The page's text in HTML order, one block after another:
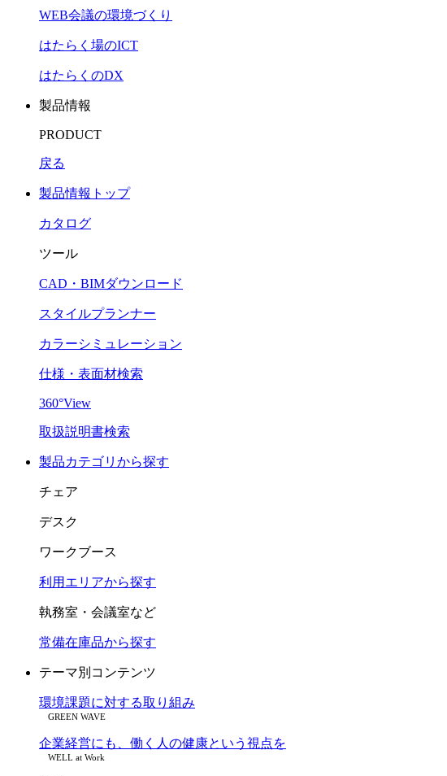
WEB会議の環境づくり
はたらく場のICT
はたらくのDX
製品情報
PRODUCT
戻る
製品情報トップ
カタログ
ツール
CAD・BIMダウンロード
スタイルプランナー
カラーシミュレーション
仕様・表面材検索
360°View
取扱説明書検索
製品カテゴリから探す
チェア
デスク
ワークブース
利用エリアから探す
執務室・会議室など
常備在庫品から探す
テーマ別コンテンツ
環境課題に対する取り組み
GREEN WAVE
企業経営にも、働く人の健康という視点を
WELL at Work